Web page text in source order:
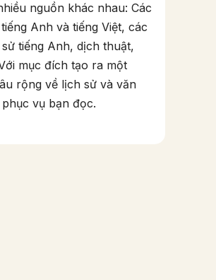
nguồn khác nhau: Các
Anh và tiếng Việt, các
tiếng Anh, dịch thuật,
mục đích tạo ra một
rộng về lịch sử và văn
vụ bạn đọc.